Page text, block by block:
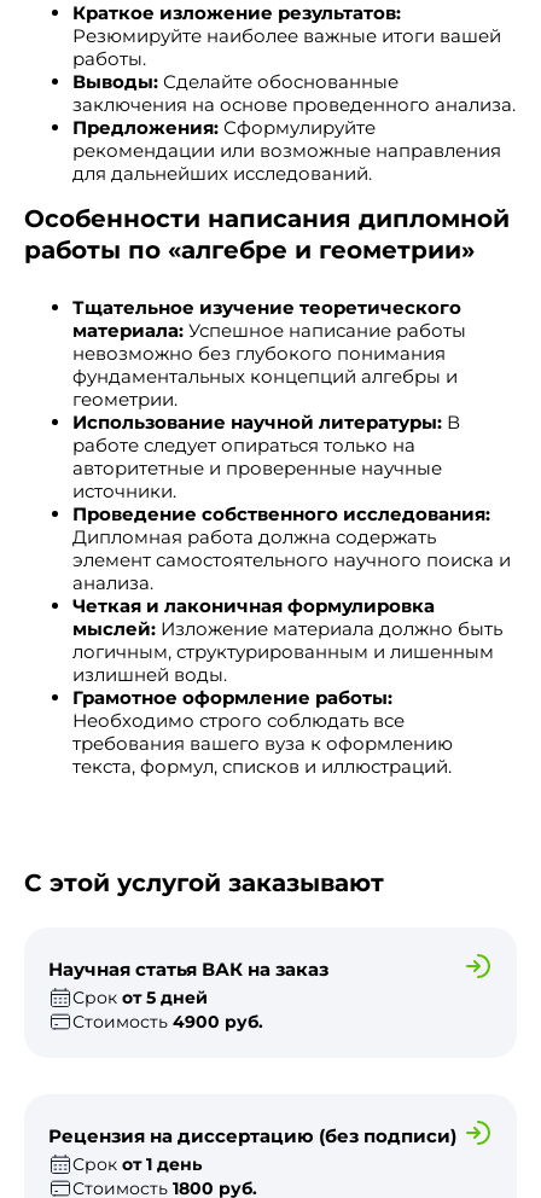
Краткое изложение результатов:
Резюмируйте наиболее важные итоги вашей
работы.
Выводы: Сделайте обоснованные
заключения на основе проведенного анализа.
Предложения: Сформулируйте
рекомендации или возможные направления
для дальнейших исследований.
Особенности написания дипломной
работы по «алгебре и геометрии»
Тщательное изучение теоретического
материала: Успешное написание работы
невозможно без глубокого понимания
фундаментальных концепций алгебры и
геометрии.
Использование научной литературы: В
работе следует опираться только на
авторитетные и проверенные научные
источники.
Проведение собственного исследования:
Дипломная работа должна содержать
элемент самостоятельного научного поиска и
анализа.
Четкая и лаконичная формулировка
мыслей: Изложение материала должно быть
логичным, структурированным и лишенным
излишней воды.
Грамотное оформление работы:
Необходимо строго соблюдать все
требования вашего вуза к оформлению
текста, формул, списков и иллюстраций.
С этой услугой заказывают
Научная статья ВАК на заказ
Срок от 5 дней
Стоимость 4900 руб.
Рецензия на диссертацию (без подписи)
Срок от 1 день
Стоимость 1800 руб.